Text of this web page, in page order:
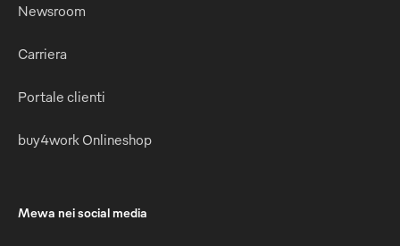
Newsroom
Carriera
Portale clienti
buy4work Onlineshop
Mewa nei social media